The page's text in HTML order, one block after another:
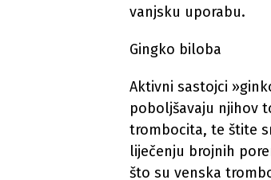
vanjsku uporabu.
Gingko biloba
Aktivni sastojci
poboljšavaju njihov
trombocita, te štite
liječenju brojnih
što su venska